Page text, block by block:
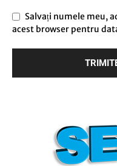
Salvați numele meu,
acest browser pentru